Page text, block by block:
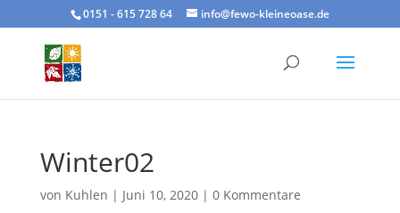
0151 - 615 728 64 info@fewo-kleineoase.de
Winter02
von Kuhlen | Juni 10, 2020| 0 Kommentare